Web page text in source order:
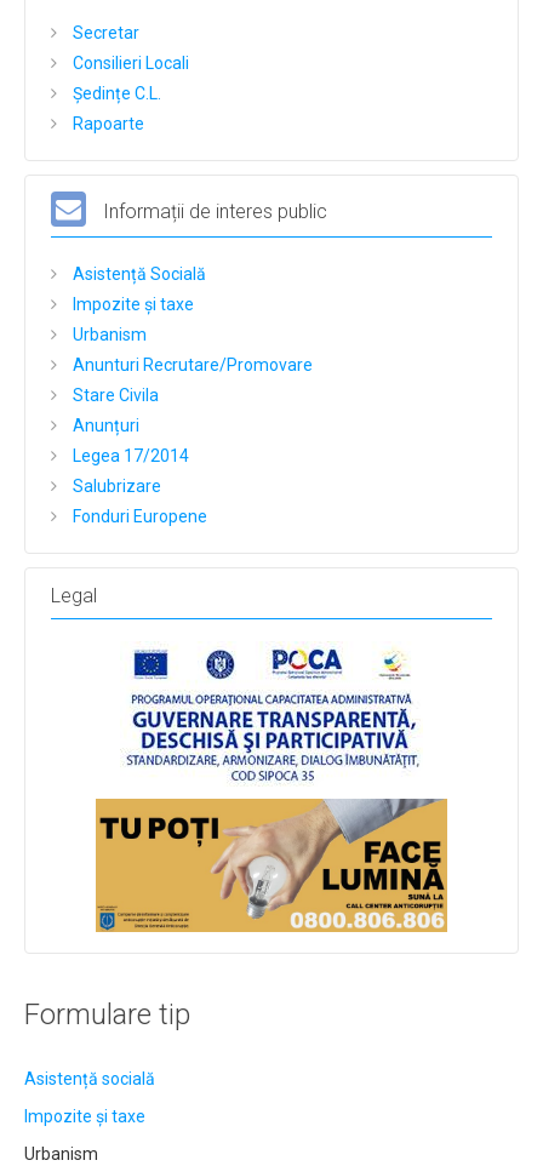
Bilanțuri contabile
Achiziții publice
Declarații de avere și interese
Formulare tip
Taxe si Impozite
Galerie Foto
Evenimente
Contact
Secretar
Consilieri Locali
Ședințe C.L.
Rapoarte
Informații de interes public
Asistență Socială
Impozite și taxe
Urbanism
Anunturi Recrutare/Promovare
Stare Civila
Anunțuri
Legea 17/2014
Salubrizare
Fonduri Europene
Legal
Formulare tip
Asistență socială
Impozite și taxe
Urbanism